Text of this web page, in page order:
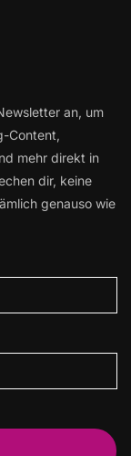
an, um
Content,
mehr direkt in
dir, keine
genauso wie